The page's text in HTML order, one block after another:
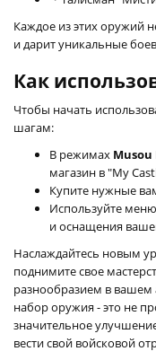
Каждое из этих оружий
и дарит уникальные
Как
Чтобы начать
шагам:
В режимах Musou
магазин в "My
Купите нужные
Используйте
и оснащения
Наслаждайтесь новым
поднимите свое
разнообразием в вашем
набор оружия - это не
значительное
вести свой войсковой